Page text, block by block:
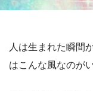
人は生まれた瞬間
はこんな風なのが